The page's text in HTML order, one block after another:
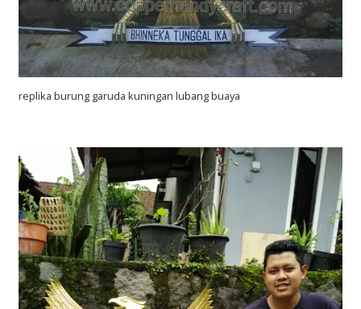
replika burung garuda kuningan lubang buaya